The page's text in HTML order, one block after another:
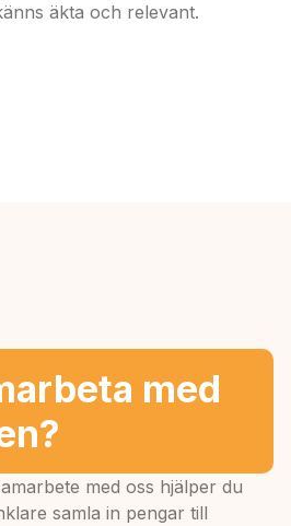
äkta och relevant.
med
med oss hjälper du
samla in pengar till